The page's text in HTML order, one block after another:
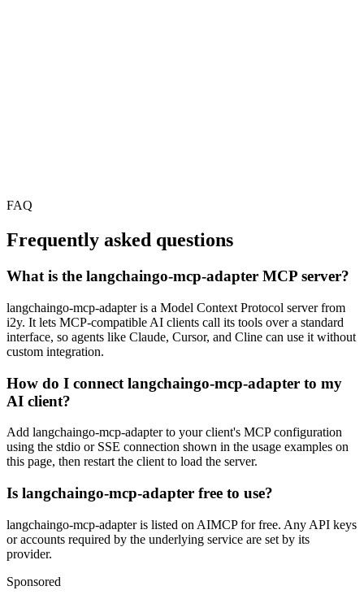
FAQ
Frequently asked questions
What is the langchaingo-mcp-adapter MCP server?
langchaingo-mcp-adapter is a Model Context Protocol server from
i2y. It lets MCP-compatible AI clients call its tools over a standard
interface, so agents like Claude, Cursor, and Cline can use it without
custom integration.
How do I connect langchaingo-mcp-adapter to my
AI client?
Add langchaingo-mcp-adapter to your client's MCP configuration
using the stdio or SSE connection shown in the usage examples on
this page, then restart the client to load the server.
Is langchaingo-mcp-adapter free to use?
langchaingo-mcp-adapter is listed on AIMCP for free. Any API keys
or accounts required by the underlying service are set by its
provider.
Sponsored